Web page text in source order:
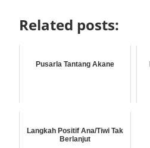
Related posts:
Pusarla Tantang Akane
Langkah Positif Ana/Tiwi Tak
Berlanjut